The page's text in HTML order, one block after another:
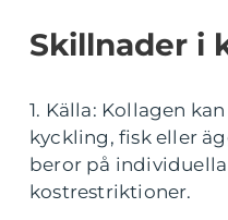
Skillnader i
1. Källa: Kollagen
kyckling, fisk eller
beror på
kostrestriktioner.